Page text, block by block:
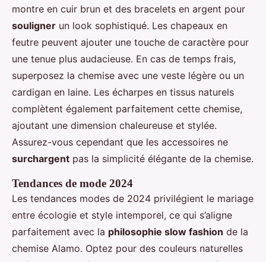
montre en cuir brun et des bracelets en argent pour
souligner un look sophistiqué. Les chapeaux en
feutre peuvent ajouter une touche de caractère pour
une tenue plus audacieuse. En cas de temps frais,
superposez la chemise avec une veste légère ou un
cardigan en laine. Les écharpes en tissus naturels
complètent également parfaitement cette chemise,
ajoutant une dimension chaleureuse et stylée.
Assurez-vous cependant que les accessoires ne
surchargent pas la simplicité élégante de la chemise.
Tendances de mode 2024
Les tendances modes de 2024 privilégient le mariage
entre écologie et style intemporel, ce qui s’aligne
parfaitement avec la philosophie slow fashion de la
chemise Alamo. Optez pour des couleurs naturelles